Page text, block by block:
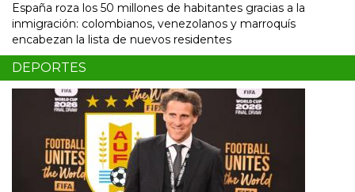
España roza los 50 millones de habitantes gracias a la
inmigración: colombianos, venezolanos y marroquís
encabezan la lista de nuevos residentes
DEPORTES